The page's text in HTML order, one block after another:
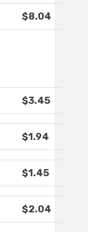
$8.04
$3.45
$1.94
$1.45
$2.04